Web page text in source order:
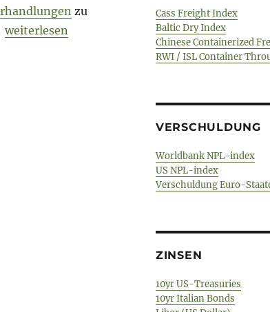
zu
„Morning Briefing – 12. Januar 2018 – Deutsche
weiterlesen
Cass Freight Index
Baltic Dry Index
Chinese Containerized
RWI / ISL Container
VERSCHULDUNG
Worldbank NPL-index
US NPL-index
Verschuldung Euro-
ZINSEN
10yr US-Treasuries
10yr Italian Bonds